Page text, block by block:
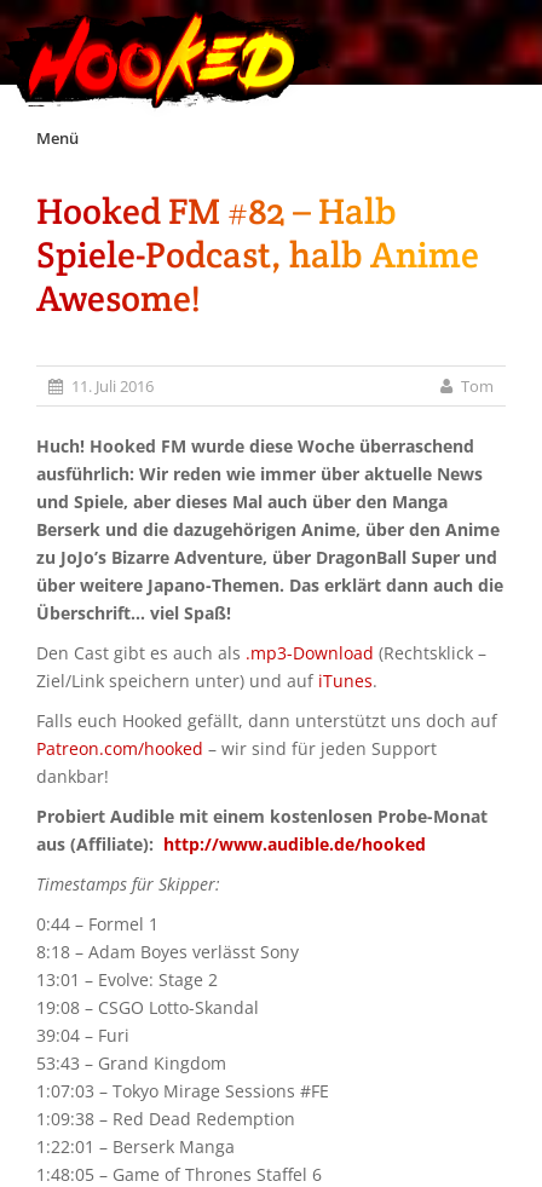
Skip
Menü
Unterstützt Hooked!
Exklusiv für Supporter*innen
Hooked FM #82 – Halb
Spiele-Podcast, halb Anime
Awesome!
11. Juli 2016 Tom
Huch! Hooked FM wurde diese Woche überraschend
ausführlich: Wir reden wie immer über aktuelle News
und Spiele, aber dieses Mal auch über den Manga
Berserk und die dazugehörigen Anime, über den Anime
zu JoJo’s Bizarre Adventure, über DragonBall Super und
über weitere Japano-Themen. Das erklärt dann auch die
Überschrift… viel Spaß!
Den Cast gibt es auch als .mp3-Download (Rechtsklick –
Ziel/Link speichern unter) und auf iTunes.
Falls euch Hooked gefällt, dann unterstützt uns doch auf
Patreon.com/hooked – wir sind für jeden Support
dankbar!
Probiert Audible mit einem kostenlosen Probe-Monat
aus (Affiliate): http://www.audible.de/hooked
Timestamps für Skipper:
0:44 – Formel 1
8:18 – Adam Boyes verlässt Sony
13:01 – Evolve: Stage 2
19:08 – CSGO Lotto-Skandal
39:04 – Furi
53:43 – Grand Kingdom
1:07:03 – Tokyo Mirage Sessions #FE
1:09:38 – Red Dead Redemption
1:22:01 – Berserk Manga
1:48:05 – Game of Thrones Staffel 6